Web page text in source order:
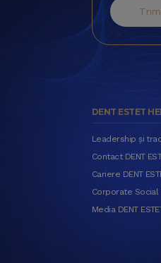
DENT ESTET
Leadership și
Contact DENT
Cariere DENT
Corporate
Media DENT